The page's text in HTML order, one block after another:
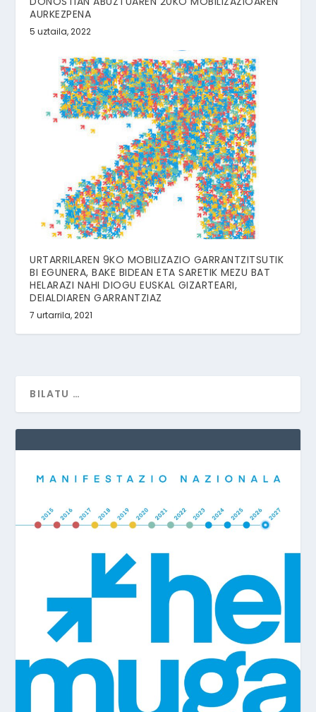
AURKEZPENA
5 uztaila, 2022
URTARRILAREN 9KO MOBILIZAZIO GARRANTZITSUTIK
BI EGUNERA, BAKE BIDEAN ETA SARETIK MEZU BAT
HELARAZI NAHI DIOGU EUSKAL GIZARTEARI,
DEIALDIAREN GARRANTZIAZ
7 urtarrila, 2021